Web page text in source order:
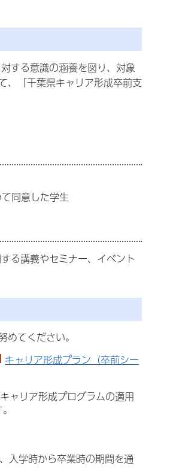
する意識の涵養を図り、対象
、「千葉県キャリア形成卒前支
同意した学生
る講義やセミナー、イベント
てください。
キャリア形成プラン（卒前シー
ャリア形成プログラムの適用
入学時から卒業時の期間を通